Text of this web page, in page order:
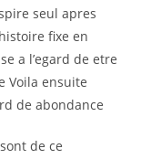
seul apres
fixe en
a l’egard de etre
Voila ensuite
de abondance
de ce